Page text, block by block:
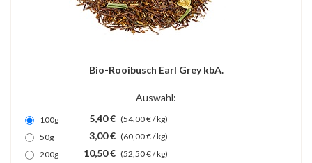
Bio-Rooibusch Earl Grey kbA.
Auswahl:
100g 5,40 € (54,00 € / kg)
50g
3,00 € (60,00 € / kg)
200g
10,50 € (52,50 € / kg)